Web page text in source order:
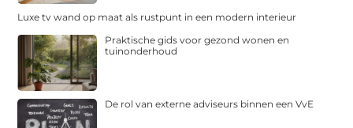
Luxe tv wand op maat als rustpunt in een modern interieur
Praktische gids voor gezond wonen en
tuinonderhoud
De rol van externe adviseurs binnen een VvE